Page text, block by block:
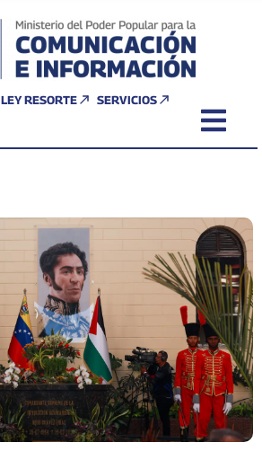
LEY RESORTE SERVICIOS